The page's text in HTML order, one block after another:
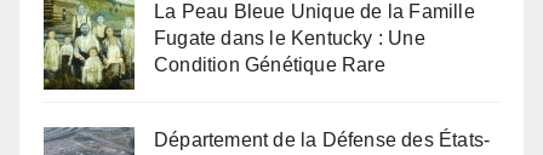
La Peau Bleue Unique de la Famille
Fugate dans le Kentucky : Une
Condition Génétique Rare
Département de la Défense des États-